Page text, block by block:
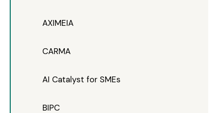
AXIMEIA
CARMA
AI Catalyst for SMEs
BIPC